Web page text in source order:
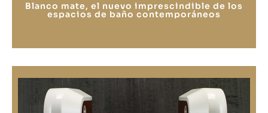
Blanco mate, el nuevo imprescindible de los
espacios de baño contemporáneos